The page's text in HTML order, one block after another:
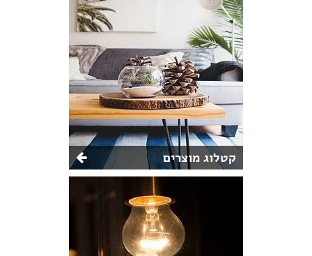
קטלוג מוצרים